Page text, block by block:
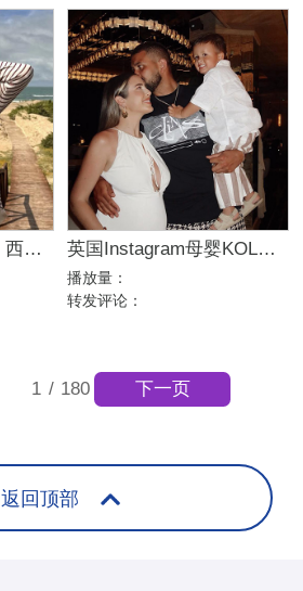
Instagram网红推荐：西班牙母婴亲子家庭博主，出海品牌合作推荐 英国Instagram母婴KOL推荐：亲子生活与时尚穿搭博主
播放量：
转发评论：
1 / 180 下一页
返回顶部